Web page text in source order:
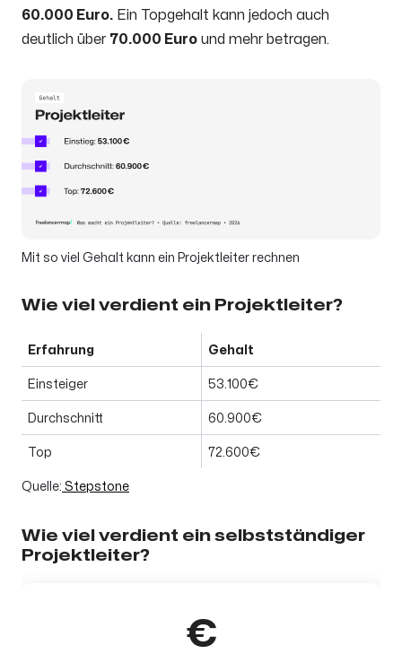
60.000 Euro. Ein Topgehalt kann jedoch auch
deutlich über 70.000 Euro und mehr betragen.
Mit so viel Gehalt kann ein Projektleiter rechnen
Wie viel verdient ein Projektleiter?
Erfahrung Gehalt
Einsteiger 53.100€
Durchschnitt 60.900€
Top 72.600€
Quelle: Stepstone
Wie viel verdient ein selbstständiger
Projektleiter?
€